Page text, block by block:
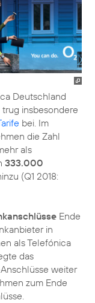
Deutschland
insbesondere
bei. Im
die Zahl
als
333.000
(Q1 2018:
Ende
in
als Telefónica
das
weiter
zum Ende